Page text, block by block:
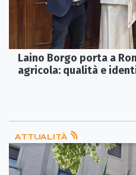
Laino Borgo porta a
agricola: qualità e
ATTUALITÀ